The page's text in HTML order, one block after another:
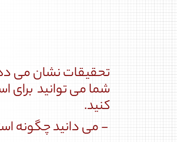
تحقیقات نشان می
شما می توانید برای
کنید.
- می دانید چگونه